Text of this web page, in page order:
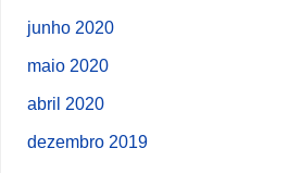
junho 2020
maio 2020
abril 2020
dezembro 2019